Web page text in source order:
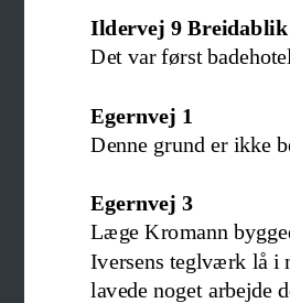
Ildervej 9 Breidablik
Det var først
Egernvej 1
Denne grund er ikke
Egernvej 3
Læge Kromann
Iversens teglværk lå i
lavede noget arbejde